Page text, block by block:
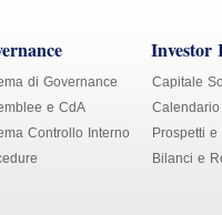
di Governance
e CdA
Controllo Interno
Investor
Capitale
Prospetti
Bilanci e